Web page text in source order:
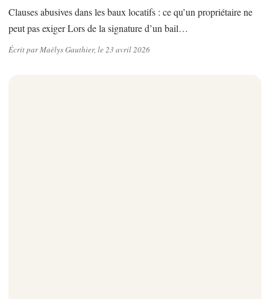
Clauses abusives dans les baux locatifs : ce qu’un propriétaire ne
peut pas exiger Lors de la signature d’un bail…
Écrit par Maëlys Gauthier, le 23 avril 2026